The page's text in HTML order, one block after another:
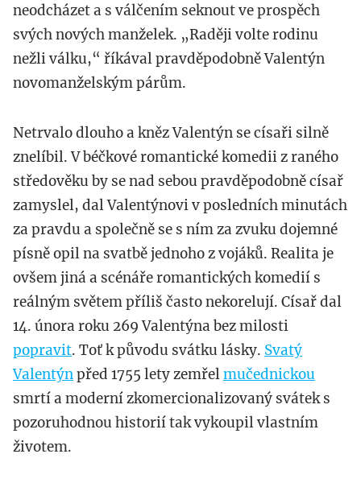
neodcházet a s válčením seknout ve prospěch
svých nových manželek. „Raději volte rodinu
nežli válku,“ říkával pravděpodobně Valentýn
novomanželským párům.
Netrvalo dlouho a kněz Valentýn se císaři silně
znelíbil. V béčkové romantické komedii z raného
středověku by se nad sebou pravděpodobně císař
zamyslel, dal Valentýnovi v posledních minutách
za pravdu a společně se s ním za zvuku dojemné
písně opil na svatbě jednoho z vojáků. Realita je
ovšem jiná a scénáře romantických komedií s
reálným světem příliš často nekorelují. Císař dal
14. února roku 269 Valentýna bez milosti
popravit. Toť k původu svátku lásky. Svatý
Valentýnpřed 1755 lety zemřelmučednickou
smrtí a moderní zkomercionalizovaný svátek s
pozoruhodnou historií tak vykoupil vlastním
životem.